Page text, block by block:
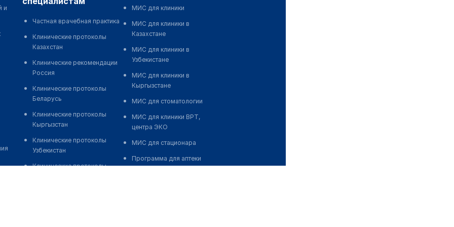
и
Частная врачебная практика
Клинические протоколы
Казахстан
Клинические рекомендации
Россия
Клинические протоколы
Беларусь
Клинические протоколы
Кыргызстан
Клинические протоколы
Узбекистан
Клинические протоколы
МИС для клиники
МИС для клиники в
Казахстане
МИС для клиники в
Узбекистане
МИС для клиники в
Кыргызстане
МИС для стоматологии
МИС для клиники ВРТ,
центра ЭКО
МИС для стационара
Программа для аптеки